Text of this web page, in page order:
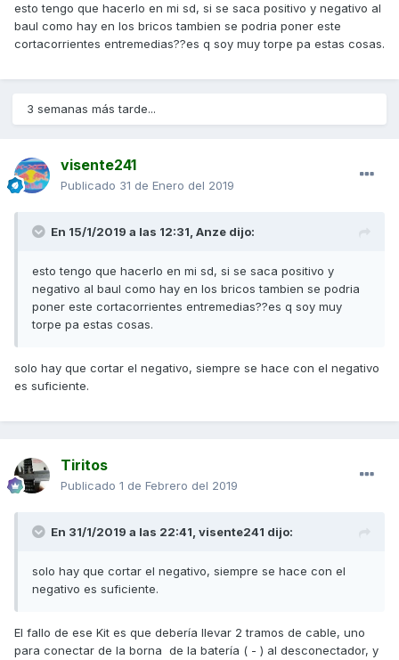
pero más largos
a poner, señalo donde van a ir los tornillos y taladro la tapa
empezando con broca de 3 y remato con broca de 6.
esto tengo que hacerlo en mi sd, si se saca positivo y negativo al
baul como hay en los bricos tambien se podria poner este
cortacorrientes entremedias??es q soy muy torpe pa estas cosas.
3 semanas más tarde...
visente241
Publicado 31 de Enero del 2019
En 15/1/2019 a las 12:31, Anze dijo:
esto tengo que hacerlo en mi sd, si se saca positivo y
negativo al baul como hay en los bricos tambien se podria
poner este cortacorrientes entremedias??es q soy muy
torpe pa estas cosas.
solo hay que cortar el negativo, siempre se hace con el negativo
es suficiente.
Tiritos
Publicado 1 de Febrero del 2019
En 31/1/2019 a las 22:41, visente241 dijo:
solo hay que cortar el negativo, siempre se hace con el
negativo es suficiente.
El fallo de ese Kit es que debería llevar 2 tramos de cable, uno
para conectar de la borna de la batería ( - ) al desconectador, y